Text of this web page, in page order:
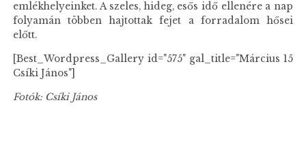
emlékhelyeinket. A szeles, hideg, esős idő ellenére a nap
folyamán többen hajtottak fejet a forradalom hősei
előtt.
[Best_Wordpress_Gallery id="575" gal_title="Március 15
Csíki János"]
Fotók: Csíki János